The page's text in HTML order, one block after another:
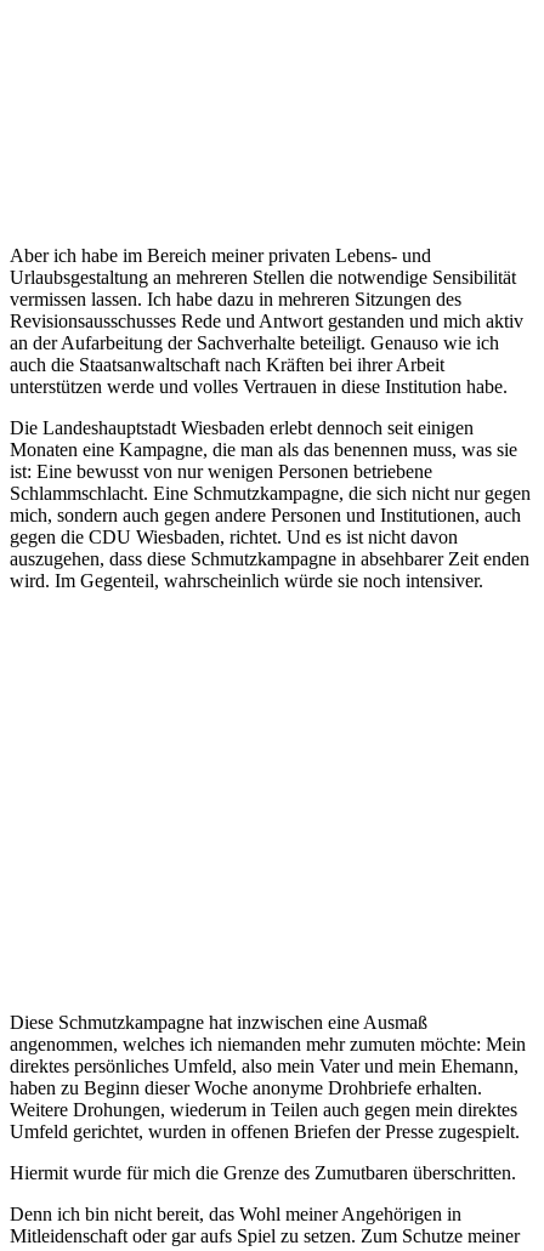
Aber ich habe im Bereich meiner privaten Lebens- und
Urlaubsgestaltung an mehreren Stellen die notwendige Sensibilität
vermissen lassen. Ich habe dazu in mehreren Sitzungen des
Revisionsausschusses Rede und Antwort gestanden und mich aktiv
an der Aufarbeitung der Sachverhalte beteiligt. Genauso wie ich
auch die Staatsanwaltschaft nach Kräften bei ihrer Arbeit
unterstützen werde und volles Vertrauen in diese Institution habe.
Die Landeshauptstadt Wiesbaden erlebt dennoch seit einigen
Monaten eine Kampagne, die man als das benennen muss, was sie
ist: Eine bewusst von nur wenigen Personen betriebene
Schlammschlacht. Eine Schmutzkampagne, die sich nicht nur gegen
mich, sondern auch gegen andere Personen und Institutionen, auch
gegen die CDU Wiesbaden, richtet. Und es ist nicht davon
auszugehen, dass diese Schmutzkampagne in absehbarer Zeit enden
wird. Im Gegenteil, wahrscheinlich würde sie noch intensiver.
Diese Schmutzkampagne hat inzwischen eine Ausmaß
angenommen, welches ich niemanden mehr zumuten möchte: Mein
direktes persönliches Umfeld, also mein Vater und mein Ehemann,
haben zu Beginn dieser Woche anonyme Drohbriefe erhalten.
Weitere Drohungen, wiederum in Teilen auch gegen mein direktes
Umfeld gerichtet, wurden in offenen Briefen der Presse zugespielt.
Hiermit wurde für mich die Grenze des Zumutbaren überschritten.
Denn ich bin nicht bereit, das Wohl meiner Angehörigen in
Mitleidenschaft oder gar aufs Spiel zu setzen. Zum Schutze meiner